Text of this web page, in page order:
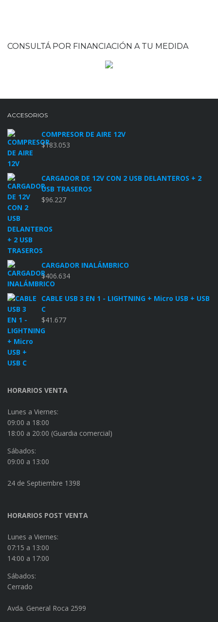
CONSULTÁ POR FINANCIACIÓN A TU MEDIDA
ACCESORIOS
COMPRESOR DE AIRE 12V
$183.053
CARGADOR DE 12V CON 2 USB DELANTEROS + 2
USB TRASEROS
$96.227
CARGADOR INALÁMBRICO
$406.634
CABLE USB 3 EN 1 - LIGHTNING + Micro USB + USB
C
$41.677
HORARIOS VENTA
Lunes a Viernes:
09:00 a 18:00
18:00 a 20:00 (Guardia comercial)
Sábados:
09:00 a 13:00
24 de Septiembre 1398
HORARIOS POST VENTA
Lunes a Viernes:
07:15 a 13:00
14:00 a 17:00
Sábados:
Cerrado
Avda. General Roca 2599